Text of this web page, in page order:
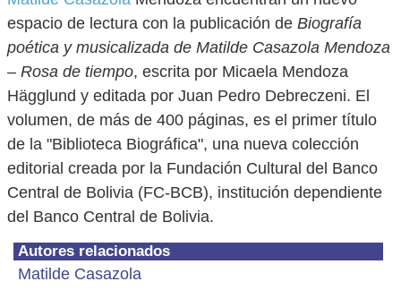
espacio de lectura con la publicación de Biografía
poética y musicalizada de Matilde Casazola Mendoza
– Rosa de tiempo, escrita por Micaela Mendoza
Hägglund y editada por Juan Pedro Debreczeni. El
volumen, de más de 400 páginas, es el primer título
de la "Biblioteca Biográfica", una nueva colección
editorial creada por la Fundación Cultural del Banco
Central de Bolivia (FC-BCB), institución dependiente
del Banco Central de Bolivia.
Autores relacionados
Matilde Casazola